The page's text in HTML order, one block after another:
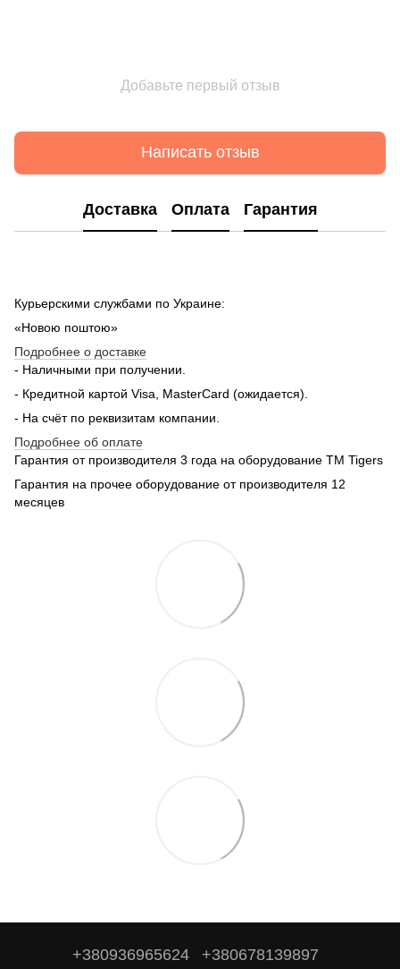
Добавьте первый отзыв
Написать отзыв
Доставка Оплата Гарантия
Курьерскими службами по Украине:
«Новою поштою»
Подробнее о доставке
- Наличными при получении.
- Кредитной картой Visa, MasterCard (ожидается).
- На счёт по реквизитам компании.
Подробнее об оплате
Гарантия от производителя 3 года на оборудование TM Tigers
Гарантия на прочее оборудование от производителя 12
месяцев
+380936965624 +380678139897